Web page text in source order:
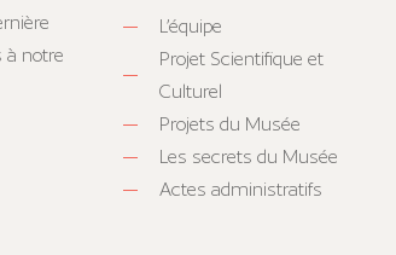
à notre
L’équipe
Projet Scientifique et
Culturel
Projets du Musée
Les secrets du Musée
Actes administratifs